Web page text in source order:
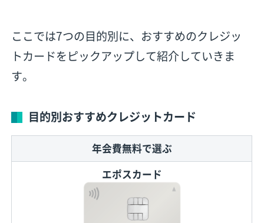
ここでは7つの目的別に、おすすめのクレジッ
トカードをピックアップして紹介していきま
す。
目的別おすすめクレジットカード
年会費無料で選ぶ
エポスカード